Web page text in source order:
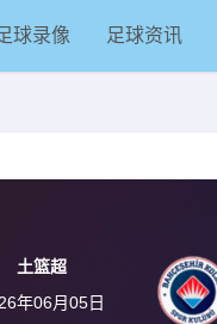
球录像 足球资讯
土篮超
年06月05日